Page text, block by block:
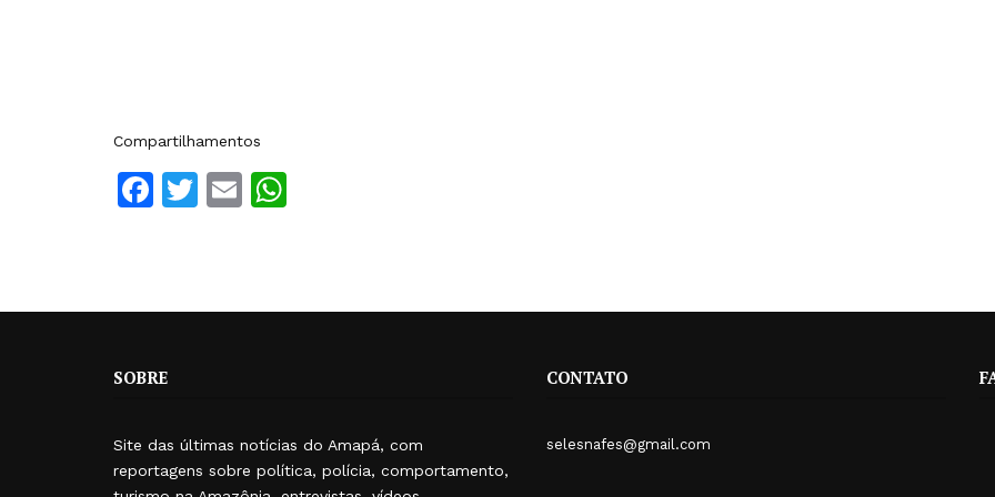
Compartilhamentos
Facebook
Twitter
Email
SOBRE
Site das últimas notícias do Amapá, com
reportagens sobre política, polícia, comportamento,
CONTATO
selesnafes@gmail.com